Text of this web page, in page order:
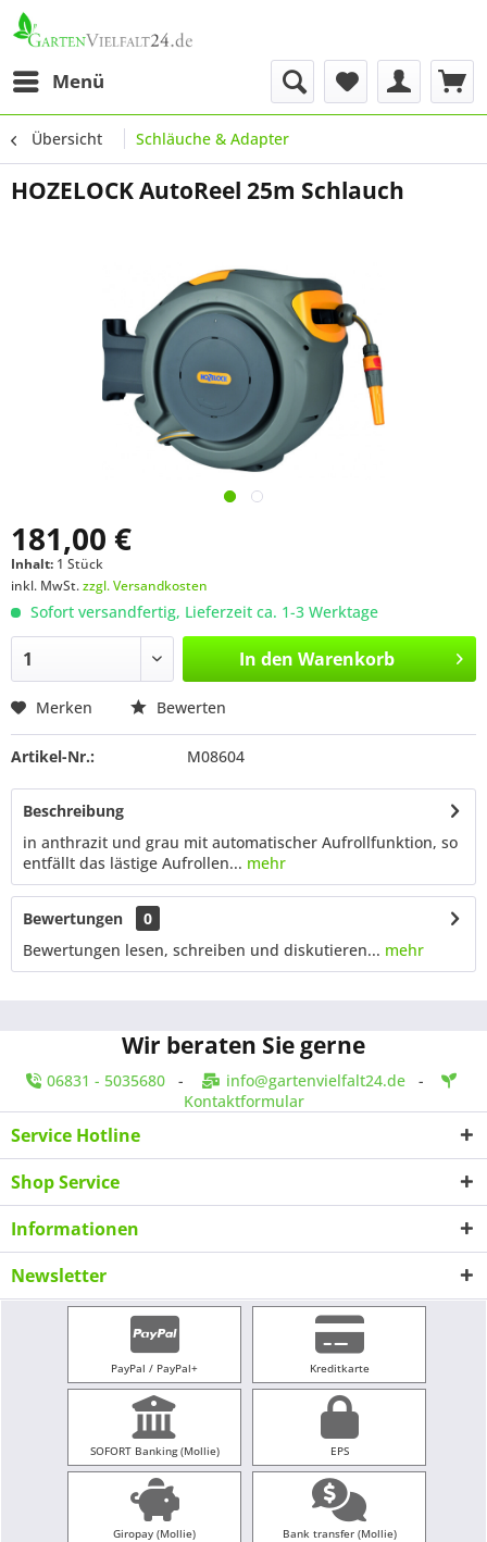
Menü
Übersicht Schläuche & Adapter
HOZELOCK AutoReel 25m Schlauch
181,00 €
Inhalt: 1 Stück
inkl. MwSt.zzgl. Versandkosten
Sofort versandfertig, Lieferzeit ca. 1-3 Werktage
In den Warenkorb
Merken Bewerten
Artikel-Nr.: M08604
Beschreibung
in anthrazit und grau mit automatischer Aufrollfunktion, so
entfällt das lästige Aufrollen... mehr
Bewertungen
0
Bewertungen lesen, schreiben und diskutieren... mehr
Wir beraten Sie gerne
06831 - 5035680- info@gartenvielfalt24.de-
Kontaktformular
Service Hotline
Shop Service
Informationen
Newsletter
PayPal / PayPal+ Kreditkarte
SOFORT Banking (Mollie) EPS
Giropay (Mollie) Bank transfer (Mollie)